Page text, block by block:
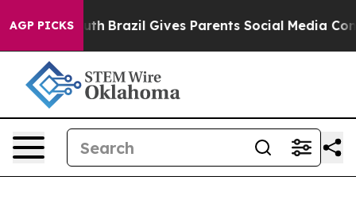
AGP PICKS
Youth Brazil Gives Parents Social Media Controls for